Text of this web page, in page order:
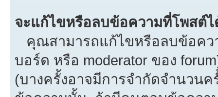
จะแก้ไขหรือลบข้อความที่โพสต์ไ
คุณสามารถแก้ไขหรือลบข้อคว
บอร์ด หรือ moderator ของ
(บางครั้งอาจมีการจำกัดจำนวน